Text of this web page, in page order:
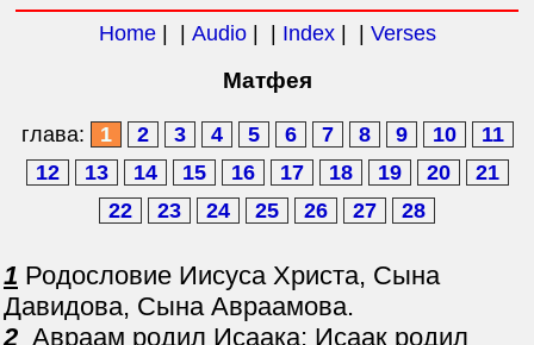
Home| | Audio| | Index| | Verses
Матфея
глава: 1 2 3 4 5 6 7 8 9 10
11
12
13 14 15 16 17 18 19 20
21
22
23 24 25 26 27 28
1 Родословие Иисуса Христа, Сына
Давидова, Сына Авраамова.
2 Авраам родил Исаака; Исаак родил